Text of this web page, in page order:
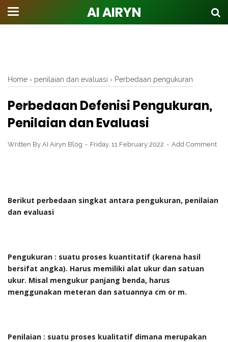
AI AIRYN
Home › penilaian dan evaluasi › Perbedaan pengukuran
Perbedaan Defenisi Pengukuran,
Penilaian dan Evaluasi
Written By AI Airyn Blog Friday, 11 February 2022 Add Comment
Berikut perbedaan singkat antara pengukuran, penilaian
dan evaluasi
Pengukuran : suatu proses kuantitatif (karena hasil
bersifat angka). Harus memiliki alat ukur dan satuan
ukur. Misal mengukur panjang benda, harus
menggunakan meteran dan satuannya cm or m.
Penilaian : suatu proses kualitatif dimana merupakan